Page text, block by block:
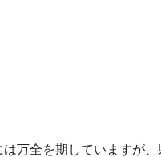
万全を期していますが